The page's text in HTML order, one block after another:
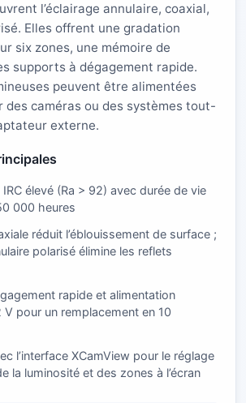
l’éclairage annulaire, coaxial,
Elles offrent une gradation
six zones, une mémoire de
supports à dégagement rapide.
peuvent être alimentées
des caméras ou des systèmes tout-
externe.
élevé (Ra > 92) avec durée de vie
000 heures
réduit l’éblouissement de surface ;
polarisé élimine les reflets
rapide et alimentation
V pour un remplacement en 10
l’interface XCamView pour le réglage
la luminosité et des zones à l’écran